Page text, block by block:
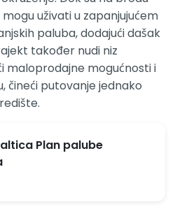
uživati u zapanjujućem
paluba, dodajući dašak
također nudi niz
maloprodajne mogućnosti i
čineći putovanje jednako
Plan palube